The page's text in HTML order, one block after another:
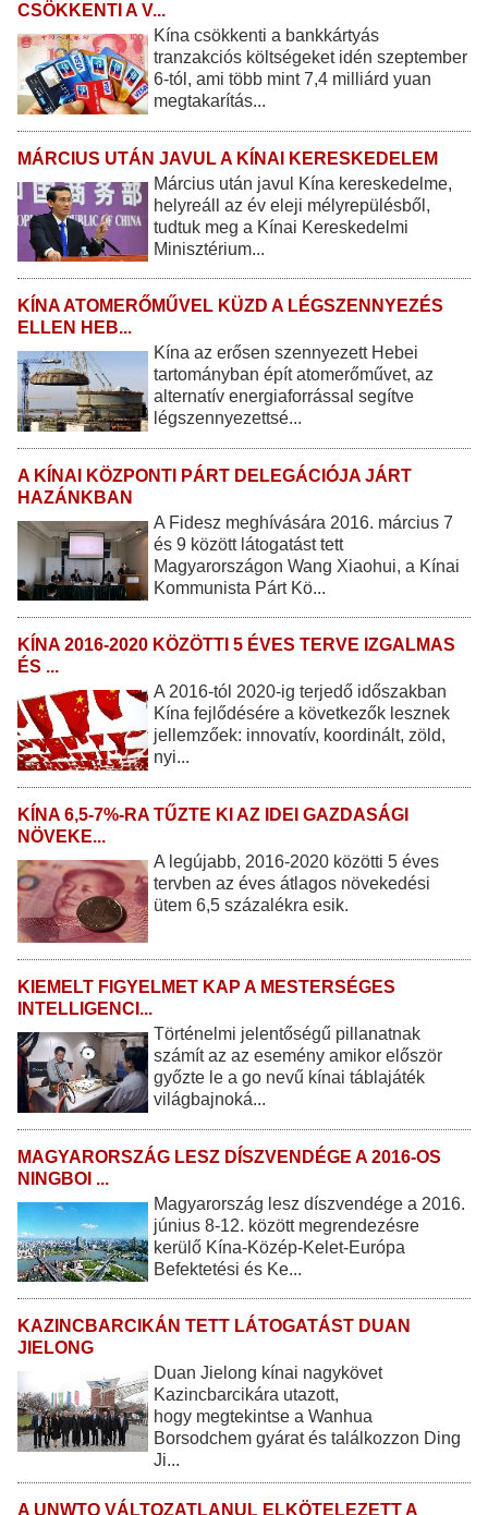
CSÖKKENTI A V...
Kína csökkenti a bankkártyás
tranzakciós költségeket idén szeptember
6-tól, ami több mint 7,4 milliárd yuan
megtakarítás...
MÁRCIUS UTÁN JAVUL A KÍNAI KERESKEDELEM
Március után javul Kína kereskedelme,
helyreáll az év eleji mélyrepülésből,
tudtuk meg a Kínai Kereskedelmi
Minisztérium...
KÍNA ATOMERŐMŰVEL KÜZD A LÉGSZENNYEZÉS
ELLEN HEB...
Kína az erősen szennyezett Hebei
tartományban épít atomerőművet, az
alternatív energiaforrással segítve
légszennyezettsé...
A KÍNAI KÖZPONTI PÁRT DELEGÁCIÓJA JÁRT
HAZÁNKBAN
A Fidesz meghívására 2016. március 7
és 9 között látogatást tett
Magyarországon Wang Xiaohui, a Kínai
Kommunista Párt Kö...
KÍNA 2016-2020 KÖZÖTTI 5 ÉVES TERVE IZGALMAS
ÉS ...
A 2016-tól 2020-ig terjedő időszakban
Kína fejlődésére a következők lesznek
jellemzőek: innovatív, koordinált, zöld,
nyi...
KÍNA 6,5-7%-RA TŰZTE KI AZ IDEI GAZDASÁGI
NÖVEKE...
A legújabb, 2016-2020 közötti 5 éves
tervben az éves átlagos növekedési
ütem 6,5 százalékra esik.
KIEMELT FIGYELMET KAP A MESTERSÉGES
INTELLIGENCI...
Történelmi jelentőségű pillanatnak
számít az az esemény amikor először
győzte le a go nevű kínai táblajáték
világbajnoká...
MAGYARORSZÁG LESZ DÍSZVENDÉGE A 2016-OS
NINGBOI ...
Magyarország lesz díszvendége a 2016.
június 8-12. között megrendezésre
kerülő Kína-Közép-Kelet-Európa
Befektetési és Ke...
KAZINCBARCIKÁN TETT LÁTOGATÁST DUAN
JIELONG
Duan Jielong kínai nagykövet
Kazincbarcikára utazott,
hogy megtekintse a Wanhua
Borsodchem gyárat és találkozzon Ding
Ji...
A UNWTO VÁLTOZATLANUL ELKÖTELEZETT A